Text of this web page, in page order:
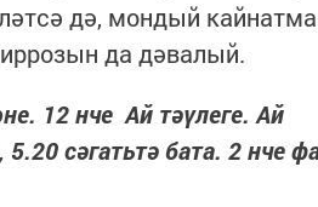
дә, мондый кайнатма
да дәвалый.
12 нче Ай тәүлеге. Ай
сәгатьтә бата. 2 нче